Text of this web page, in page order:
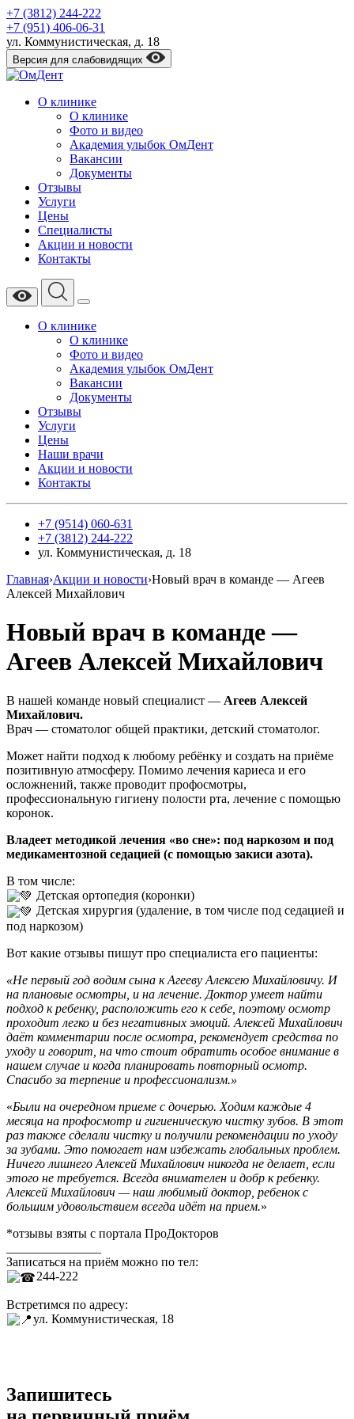
+7 (3812) 244-222
+7 (951) 406-06-31
​ул. Коммунистическая, д. 18
Версия для слабовидящих
О клинике
О клинике
Фото и видео
Академия улыбок ОмДент
Вакансии
Документы
Отзывы
Услуги
Цены
Специалисты
Акции и новости
Контакты
О клинике
О клинике
Фото и видео
Академия улыбок ОмДент
Вакансии
Документы
Отзывы
Услуги
Цены
Наши врачи
Акции и новости
Контакты
+7 (9514) 060-631
+7 (3812) 244-222
​ул. Коммунистическая, д. 18​
Главная›Акции и новости›Новый врач в команде — Агеев
Алексей Михайлович
Новый врач в команде —
Агеев Алексей Михайлович
В нашей команде новый специалист — Агеев Алексей
Михайлович.
Врач — стоматолог общей практики, детский стоматолог.
Может найти подход к любому ребёнку и создать на приёме
позитивную атмосферу. Помимо лечения кариеса и его
осложнений, также проводит профосмотры,
профессиональную гигиену полости рта, лечение с помощью
коронок.
Владеет методикой лечения «во сне»: под наркозом и под
медикаментозной седацией (с помощью закиси азота).
В том числе:
Детская ортопедия (коронки)
Детская хирургия (удаление, в том числе под седацией и
под наркозом)
Вот какие отзывы пишут про специалиста его пациенты:
«Не первый год водим сына к Агееву Алексею Михайловичу. И
на плановые осмотры, и на лечение. Доктор умеет найти
подход к ребенку, расположить его к себе, поэтому осмотр
проходит легко и без негативных эмоций. Алексей Михайлович
даёт комментарии после осмотра, рекомендует средства по
уходу и говорит, на что стоит обратить особое внимание в
нашем случае и когда планировать повторный осмотр.
Спасибо за терпение и профессионализм.»
«Были на очередном приеме с дочерью. Ходим каждые 4
месяца на профосмотр и гигиеническую чистку зубов​. В этот
раз также сделали чистку и получили рекомендации по уходу
за зубами. Это помогает нам избежать глобальных проблем.
Ничего лишнего Алексей Михайлович никогда не делает, если
этого не требуется. Всегда внимателен и добр к ребенку.
Алексей Михайлович — наш любимый доктор, ребенок с
большим удовольствием всегда идёт на прием.»
*отзывы взяты с портала ПроДокторов
Записаться на приём можно по тел:
244-222
Встретимся по адресу:
ул. Коммунистическая, 18
Запишитесь